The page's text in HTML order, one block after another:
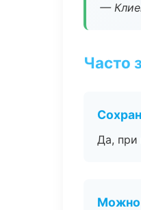
—
Часто
Да, при
Можно